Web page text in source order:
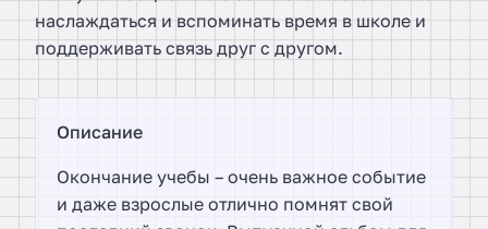
наслаждаться и вспоминать время в школе и
поддерживать связь друг с другом.
Описание
Окончание учебы – очень важное событие
и даже взрослые отлично помнят свой